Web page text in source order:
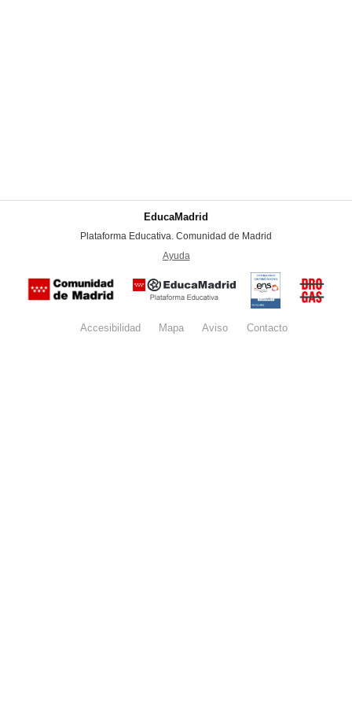
EducaMadrid
Plataforma Educativa. Comunidad de Madrid
Ayuda
Certificación
conformidad
con el
Nacional de
Seguridad
del
Accesibilidad Mapa Aviso legalContacto